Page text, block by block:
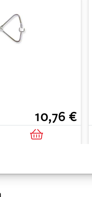
10,76 €